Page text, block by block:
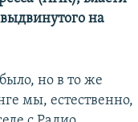
на
но в то же
мы, естественно,